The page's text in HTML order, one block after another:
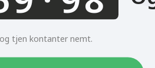
tjen kontanter nemt.